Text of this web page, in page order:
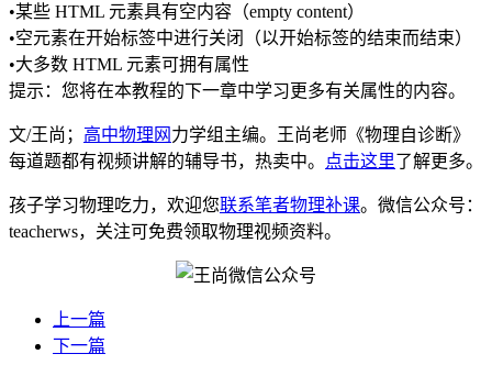
•某些 HTML 元素具有空内容（empty content）
•空元素在开始标签中进行关闭（以开始标签的结束而结束）
•大多数 HTML 元素可拥有属性
提示：您将在本教程的下一章中学习更多有关属性的内容。
文/王尚； 高中物理网 力学组主编。王尚老师《物理自诊断》
每道题都有视频讲解的辅导书，热卖中。
点击这里了解更多。
孩子学习物理吃力，欢迎您联系笔者物理补课。微信公众号：
teacherws，关注可免费领取物理视频资料。
上一篇
下一篇